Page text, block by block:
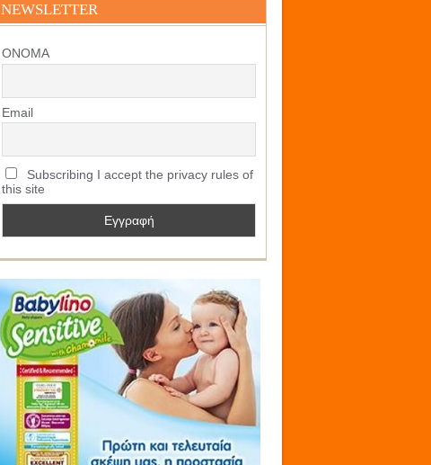
NEWSLETTER
ΟΝΟΜΑ
Email
Subscribing I accept the privacy rules of
this site